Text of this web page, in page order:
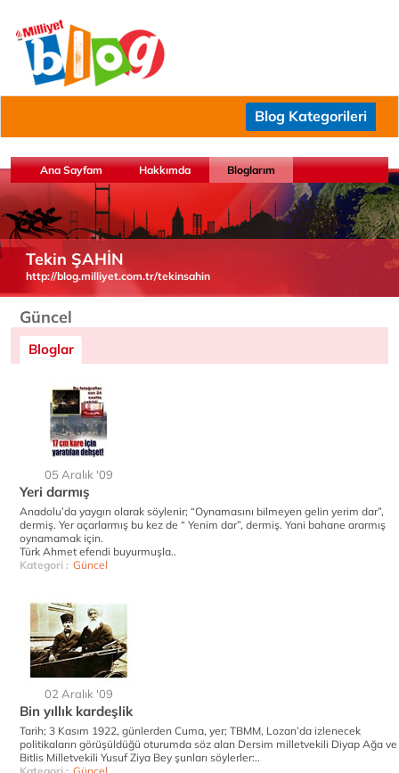
Blog Kategorileri
Ana Sayfam Hakkımda Bloglarım
Tekin ŞAHİN
http://blog.milliyet.com.tr/tekinsahin
Güncel
Bloglar
05 Aralık '09
Yeri darmış
Anadolu’da yaygın olarak söylenir; “Oynamasını bilmeyen gelin yerim dar”,
dermiş. Yer açarlarmış bu kez de “ Yenim dar”, dermiş. Yani bahane ararmış
oynamamak için.
Türk Ahmet efendi buyurmuşla..
Kategori : Güncel
02 Aralık '09
Bin yıllık kardeşlik
Tarih; 3 Kasım 1922, günlerden Cuma, yer; TBMM, Lozan’da izlenecek
politikaların görüşüldüğü oturumda söz alan Dersim milletvekili Diyap Ağa ve
Bitlis Milletvekili Yusuf Ziya Bey şunları söylerler:..